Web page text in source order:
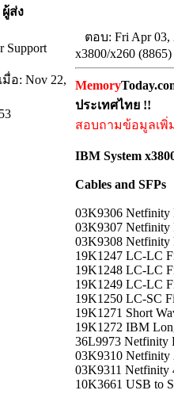
ผู้ส่ง
Support
มื่อ: Nov 22,
ตอบ: Fri Apr 03,
x3800/x260 (8865)
Memory
ประเทศไทย !!
สอบถามข้อมูลเพิ่
IBM System
Cables and SFPs
03K9306 Netfinity
03K9307 Netfinity
03K9308 Netfinity
19K1247 LC-LC
19K1248 LC-LC
19K1249 LC-LC
19K1250 LC-SC
19K1271 Short
19K1272 IBM
36L9973 Netfinity
03K9310 Netfinity
03K9311 Netfinity
10K3661 USB to